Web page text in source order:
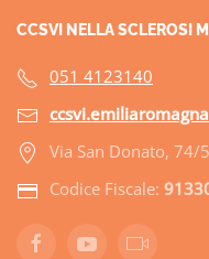
CCSVI NELLA SCLEROSI
051 4123140
Via San Donato, 74/
Codice Fiscale: